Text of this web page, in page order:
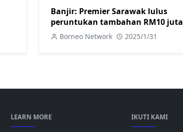
Banjir: Premier Sarawak lulus
peruntukan tambahan RM10 juta
Borneo Network 2025/1/31
LEARN MORE IKUTI KAMI